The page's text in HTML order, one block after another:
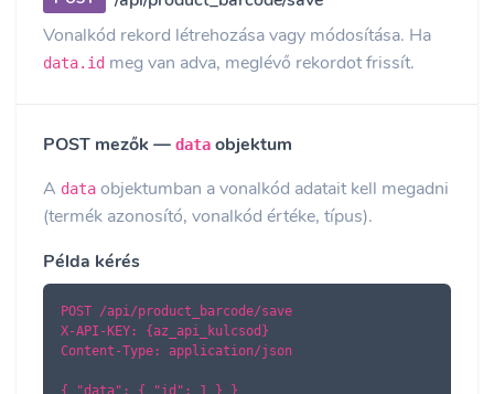
Vonalkód rekord létrehozása vagy módosítása. Ha
data.id meg van adva, meglévő rekordot frissít.
POST mezők — data objektum
A data objektumban a vonalkód adatait kell megadni
(termék azonosító, vonalkód értéke, típus).
Példa kérés
POST /api/product_barcode/save
X-API-KEY: {az_api_kulcsod}
Content-Type: application/json
{ "data": { "id": 1 } }